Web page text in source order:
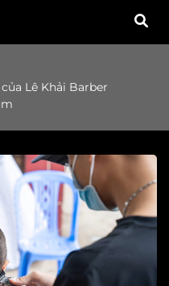
Lê Khải Barber